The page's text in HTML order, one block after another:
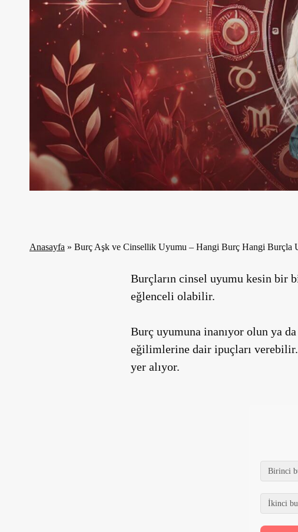
Anasayfa » Burç Aşk ve Cinsellik Uyumu – Hangi Burç Hangi Burçla
Burçların cinsel uyumu kesin bir
eğlenceli olabilir.
Burç uyumuna inanıyor olun ya
eğilimlerine dair ipuçları
yer alıyor.